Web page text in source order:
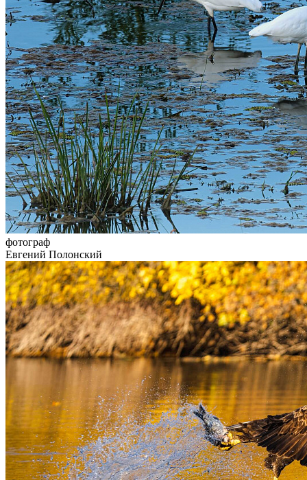
фотограф
Евгений Полонский